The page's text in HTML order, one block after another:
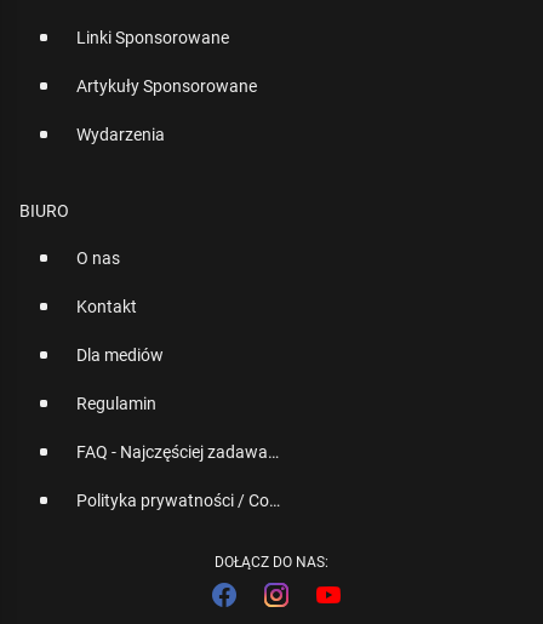
Linki Sponsorowane
Artykuły Sponsorowane
Wydarzenia
BIURO
O nas
Kontakt
Dla mediów
Regulamin
FAQ - Najczęściej zadawane pytania
Polityka prywatności / Cookies
DOŁĄCZ DO NAS: